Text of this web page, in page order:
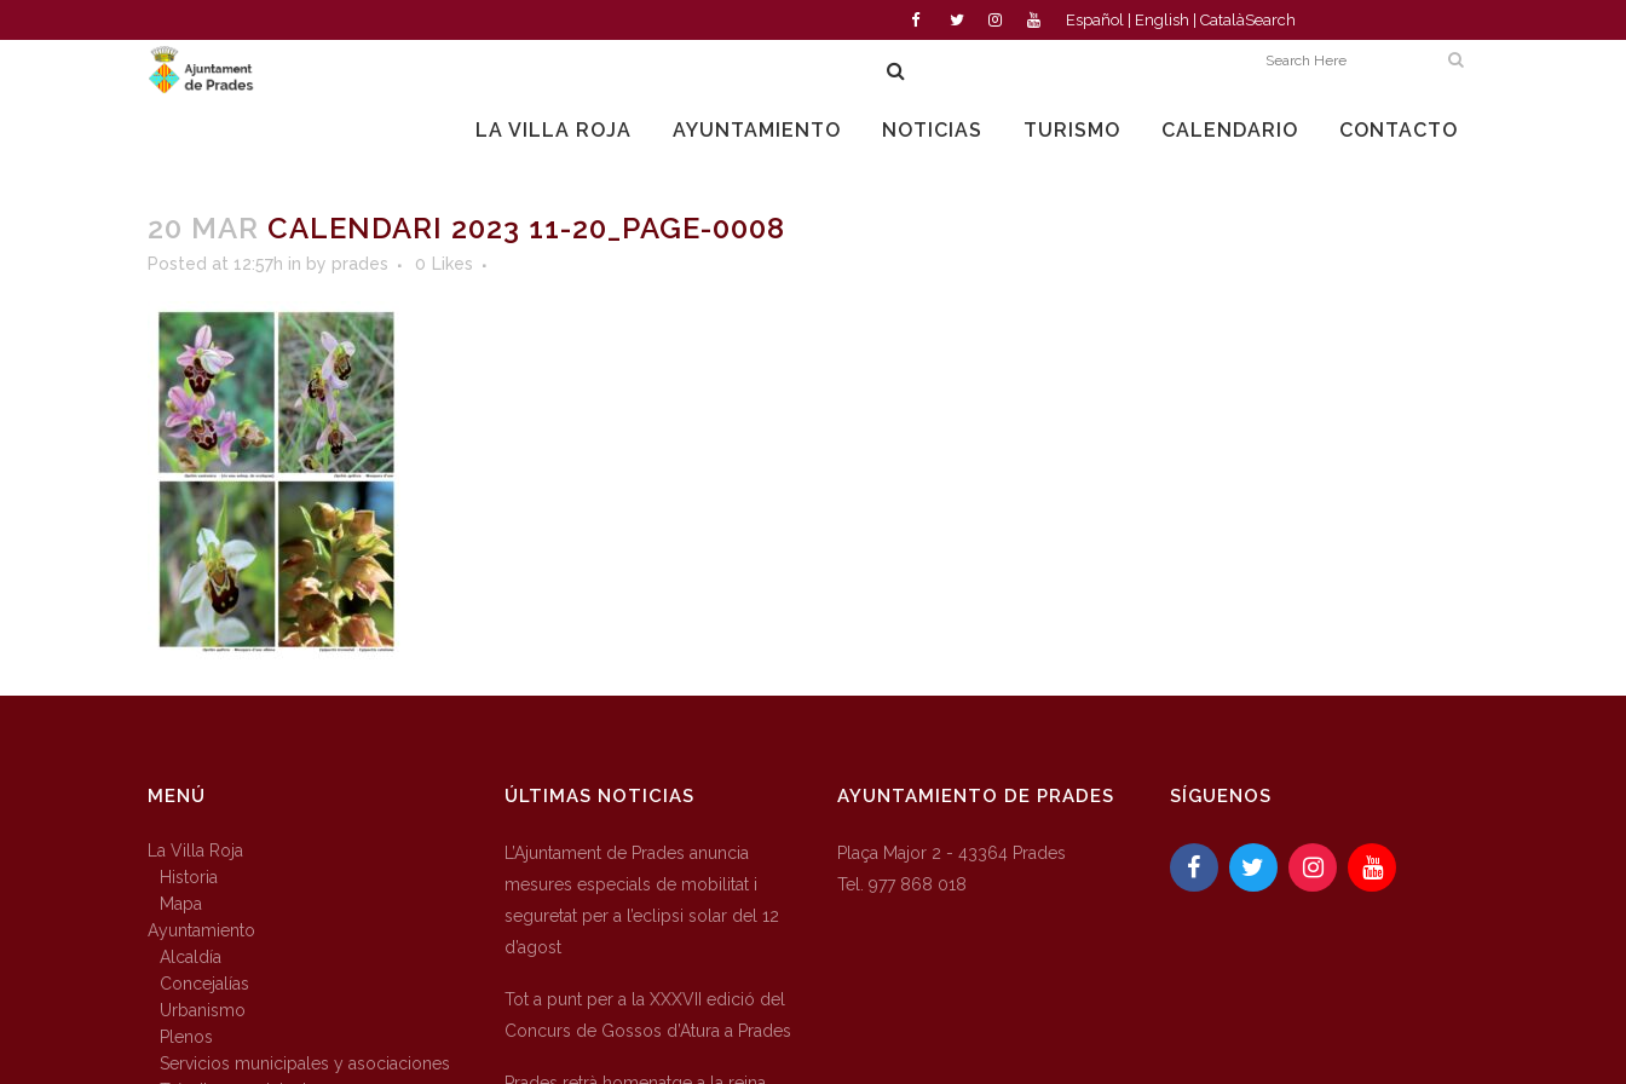
Español English CatalàSearch
LA VILLA ROJA AYUNTAMIENTO NOTICIAS TURISMO CALENDARIO CONTACTO
20 MAR CALENDARI 2023 11-20_PAGE-0008
Posted at 12:57h in by prades 0 Likes
MENÚ
La Villa Roja
Historia
Mapa
Ayuntamiento
Alcaldía
Concejalías
Urbanismo
Plenos
Servicios municipales y asociaciones
ÚLTIMAS NOTICIAS
L’Ajuntament de Prades anuncia
mesures especials de mobilitat i
seguretat per a l’eclipsi solar del 12
d’agost
Tot a punt per a la XXXVII edició del
Concurs de Gossos d’Atura a Prades
AYUNTAMIENTO DE PRADES
Plaça Major 2 - 43364 Prades
Tel. 977 868 018
SÍGUENOS